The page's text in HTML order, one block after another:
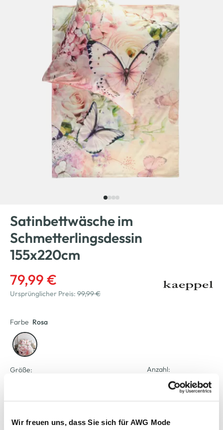
Wir freuen uns, dass Sie sich für AWG Mode
Satinbettwäsche im
Schmetterlingsdessin
155x220cm
79,99 €
Ursprünglicher Preis: 99,99 €
Farbe Rosa
Größe: Anzahl: